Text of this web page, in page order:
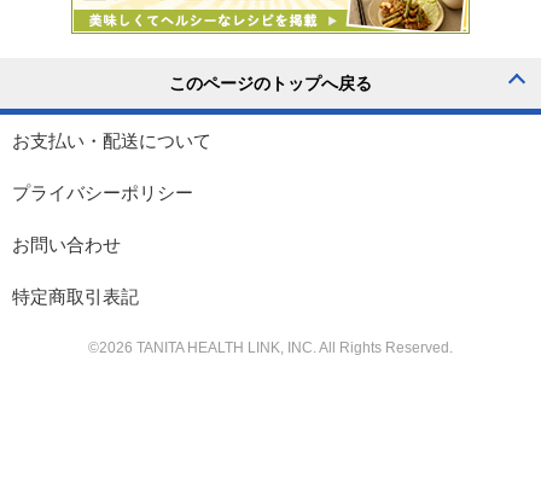
お支払い・配送について
プライバシーポリシー
お問い合わせ
特定商取引表記
©2026 TANITA HEALTH LINK, INC. All Rights Reserved.